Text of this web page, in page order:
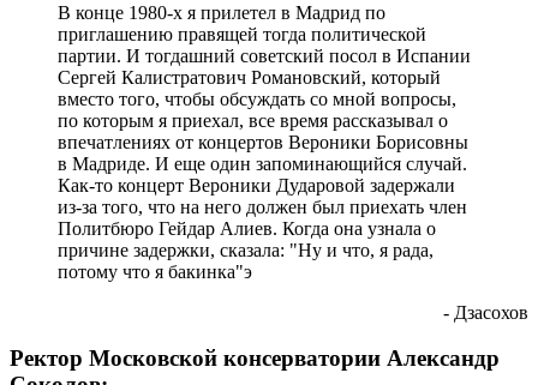
В конце 1980-х я прилетел в Мадрид по
приглашению правящей тогда политической
партии. И тогдашний советский посол в Испании
Сергей Калистратович Романовский, который
вместо того, чтобы обсуждать со мной вопросы,
по которым я приехал, все время рассказывал о
впечатлениях от концертов Вероники Борисовны
в Мадриде. И еще один запоминающийся случай.
Как-то концерт Вероники Дударовой задержали
из-за того, что на него должен был приехать член
Политбюро Гейдар Алиев. Когда она узнала о
причине задержки, сказала: "Ну и что, я рада,
потому что я бакинка"э
- Дзасохов
Ректор Московской консерватории Александр